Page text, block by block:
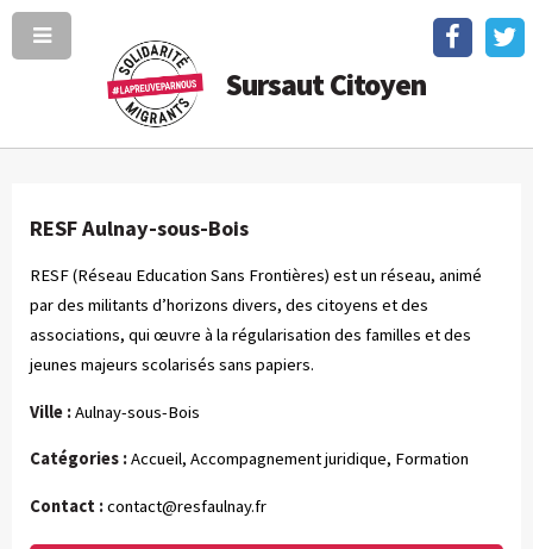
Sursaut Citoyen
RESF Aulnay-sous-Bois
RESF (Réseau Education Sans Frontières) est un réseau, animé
par des militants d’horizons divers, des citoyens et des
associations, qui œuvre à la régularisation des familles et des
jeunes majeurs scolarisés sans papiers.
Ville :Aulnay-sous-Bois
Catégories :Accueil, Accompagnement juridique, Formation
Contact :contact@resfaulnay.fr